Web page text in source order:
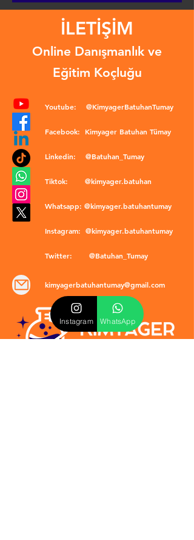
İLETİŞİM
Online Danışmanlık ve
Eğitim Koçluğu
Youtube: @KimyagerBatuhanTumay
Facebook: Kimyager Batuhan Tümay
Linkedin: @Batuhan_Tumay
Tiktok: @kimyager.batuhan
Whatsapp: @kimyager.batuhantumay
Instagram: @kimyager.batuhantumay
Twitter: @Batuhan_Tumay
kimyagerbatuhantumay@gmail.com
Instagram WhatsApp